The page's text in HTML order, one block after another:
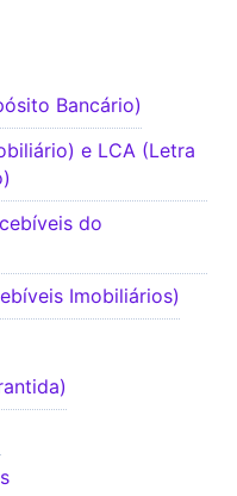
Bancário)
e LCA (Letra
do
Imobiliários)